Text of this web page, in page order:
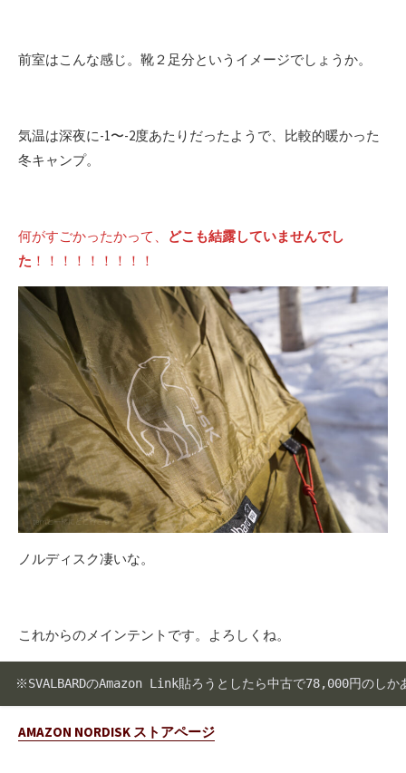
前室はこんな感じ。靴２足分というイメージでしょうか。
気温は深夜に-1〜-2度あたりだったようで、比較的暖かった
冬キャンプ。
何がすごかったかって、
どこも結露していませんでし
た ！！！！！！！！！
ノルディスク凄いな。
これからのメインテントです。よろしくね。
※SVALBARDのAmazon Link貼ろうとしたら中古で78,000円のし
AMAZON NORDISK ストアページ